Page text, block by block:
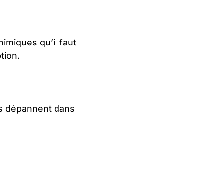
qu’il faut
dépannent dans